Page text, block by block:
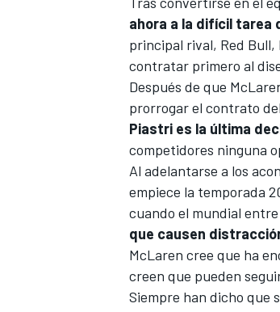
ahora a la difícil tarea
principal rival, Red Bull,
contratar primero al
Después de que
prorrogar el contrato
Piastri es la última
competidores ninguna
Al adelantarse a los
empiece la temporada
cuando el mundial
que causen
McLaren cree que ha
creen que pueden
Siempre han dicho que